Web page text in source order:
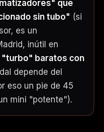
que
sin tubo" (si
es un
inútil en
baratos con
depende del
eso un pie de 45
mini "potente").